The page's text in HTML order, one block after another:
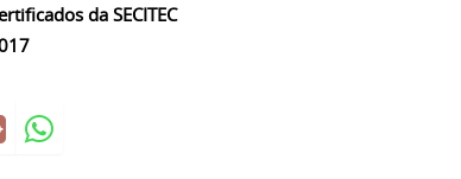
da SECITEC